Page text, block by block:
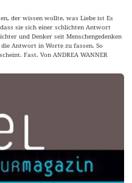
der wissen wollte, was Liebe ist Es
sie sich einer schlichten Antwort
und Denker seit Menschengedenken
Antwort in Worte zu fassen. So
Fast. Von ANDREA WANNER